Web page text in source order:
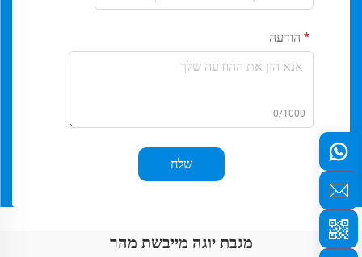
הודעה
0/1000
שלח
מגבת יוגה מייבשת מהר